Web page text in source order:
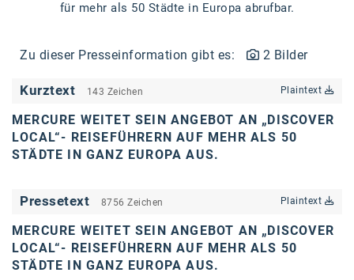
Gillette Venus
Interzero
Ketchum GmbH
Kinderwunschzentrum
Kostenwahrheit
für mehr als 50 Städte in Europa abrufbar.
Zu dieser Presseinformation gibt es: 2 Bilder
Kurztext 143 Zeichen Plaintext
MERCURE WEITET SEIN ANGEBOT AN „DISCOVER
LOCAL“- REISEFÜHRERN AUF MEHR ALS 50
STÄDTE IN GANZ EUROPA AUS.
Pressetext 8756 Zeichen Plaintext
MERCURE WEITET SEIN ANGEBOT AN „DISCOVER
LOCAL“- REISEFÜHRERN AUF MEHR ALS 50
STÄDTE IN GANZ EUROPA AUS.